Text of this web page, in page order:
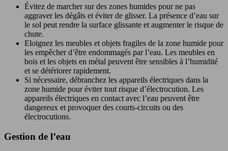
Évitez de marcher sur des zones humides pour ne pas
aggraver les dégâts et éviter de glisser. La présence d’eau sur
le sol peut rendre la surface glissante et augmenter le risque de
chute.
Eloignez les meubles et objets fragiles de la zone humide pour
les empêcher d’être endommagés par l’eau. Les meubles en
bois et les objets en métal peuvent être sensibles à l’humidité
et se détériorer rapidement.
Si nécessaire, débranchez les appareils électriques dans la
zone humide pour éviter tout risque d’électrocution. Les
appareils électriques en contact avec l’eau peuvent être
dangereux et provoquer des courts-circuits ou des
électrocutions.
Gestion de l’eau